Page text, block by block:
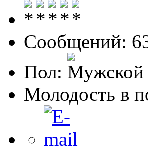
Сообщений:
Пол:
Молодость в